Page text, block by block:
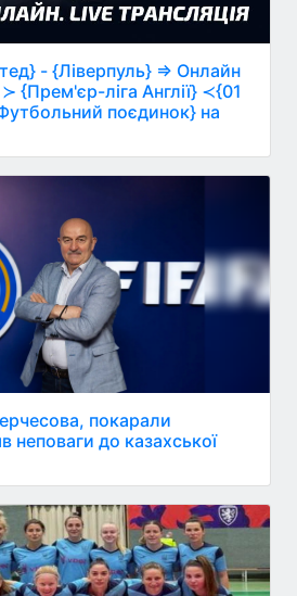
- {Ліверпуль} ⇒ Онлайн
{Прем'єр-ліга Англії} ≺{01
поєдинок} на
покарали
неповаги до казахської